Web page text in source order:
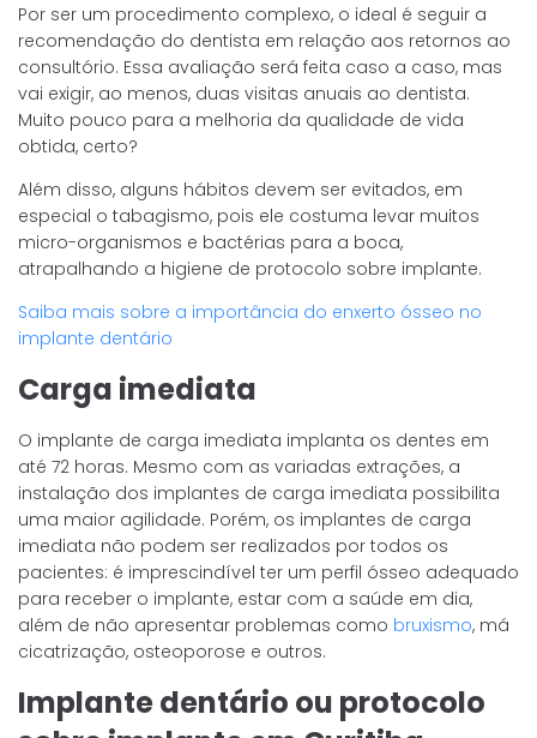
Por ser um procedimento complexo, o ideal é seguir a
recomendação do dentista em relação aos retornos ao
consultório. Essa avaliação será feita caso a caso, mas
vai exigir, ao menos, duas visitas anuais ao dentista.
Muito pouco para a melhoria da qualidade de vida
obtida, certo?
Além disso, alguns hábitos devem ser evitados, em
especial o tabagismo, pois ele costuma levar muitos
micro-organismos e bactérias para a boca,
atrapalhando a higiene de protocolo sobre implante.
Saiba mais sobre a importância do enxerto ósseo no
implante dentário
Carga imediata
O implante de carga imediata implanta os dentes em
até 72 horas. Mesmo com as variadas extrações, a
instalação dos implantes de carga imediata possibilita
uma maior agilidade. Porém, os implantes de carga
imediata não podem ser realizados por todos os
pacientes: é imprescindível ter um perfil ósseo adequado
para receber o implante, estar com a saúde em dia,
além de não apresentar problemas como bruxismo, má
cicatrização, osteoporose e outros.
Implante dentário ou protocolo